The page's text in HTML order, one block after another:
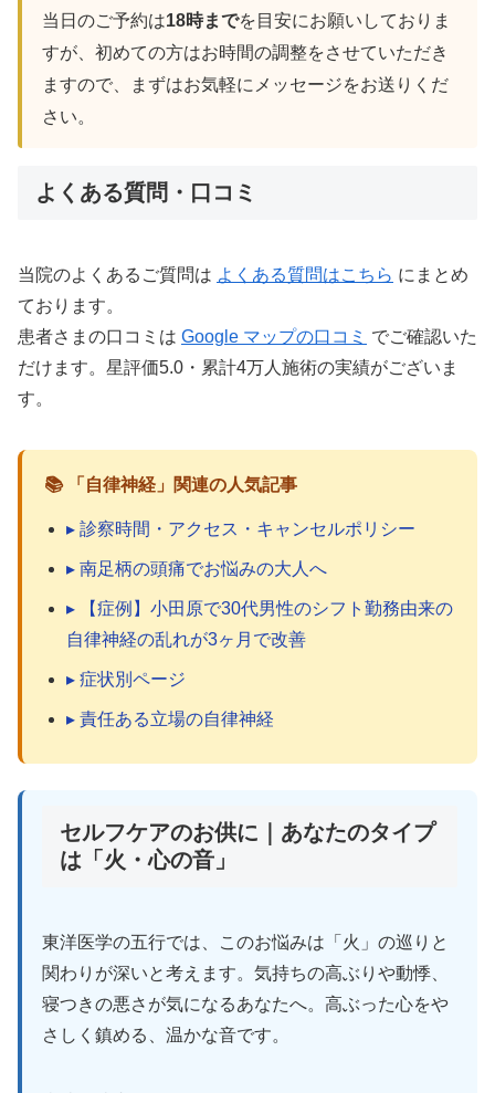
当日のご予約は18時までを目安にお願いしておりま
すが、初めての方はお時間の調整をさせていただき
ますので、まずはお気軽にメッセージをお送りくだ
さい。
よくある質問・口コミ
当院のよくあるご質問は よくある質問はこちら にまとめ
ております。
患者さまの口コミは Google マップの口コミ でご確認いた
だけます。星評価5.0・累計4万人施術の実績がございま
す。
📚 「自律神経」関連の人気記事
▸ 診察時間・アクセス・キャンセルポリシー
▸ 南足柄の頭痛でお悩みの大人へ
▸ 【症例】小田原で30代男性のシフト勤務由来の
自律神経の乱れが3ヶ月で改善
▸ 症状別ページ
▸ 責任ある立場の自律神経
セルフケアのお供に｜あなたのタイプ
は「火・心の音」
東洋医学の五行では、このお悩みは「火」の巡りと
関わりが深いと考えます。気持ちの高ぶりや動悸、
寝つきの悪さが気になるあなたへ。高ぶった心をや
さしく鎮める、温かな音です。